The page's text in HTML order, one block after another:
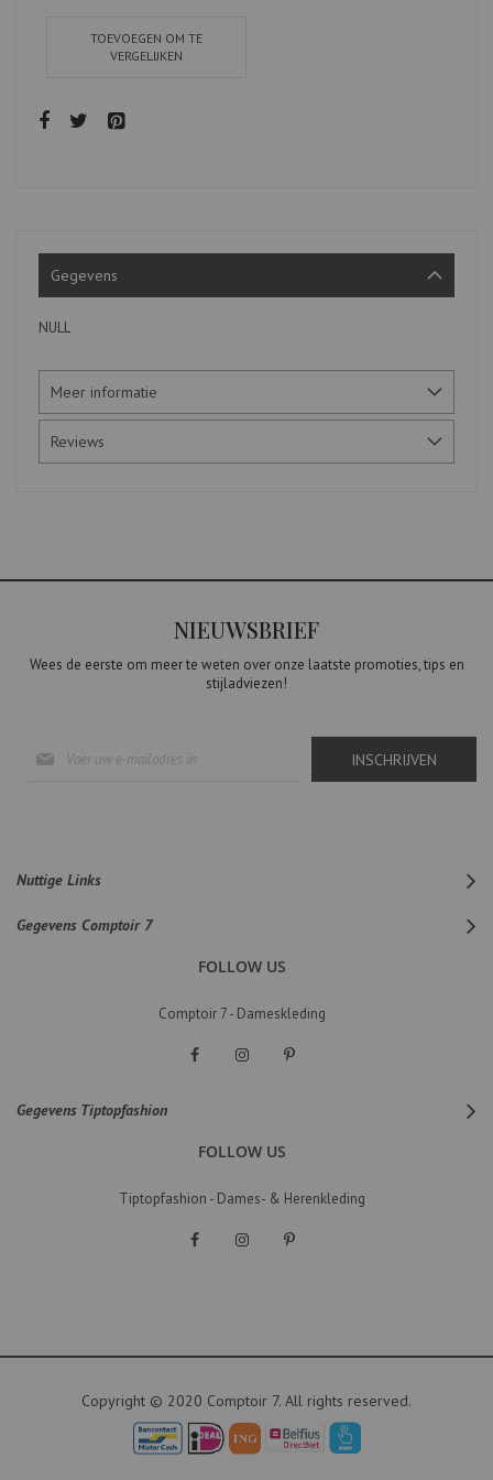
TOEVOEGEN OM TE
VERGELIJKEN
Gegevens
NULL
Meer informatie
Reviews
NIEUWSBRIEF
Wees de eerste om meer te weten over onze laatste promoties, tips en
stijladviezen!
u
INSCHRIJVEN
Nuttige Links
Gegevens Comptoir 7
FOLLOW US
Comptoir 7 - Dameskleding
Gegevens Tiptopfashion
FOLLOW US
Tiptopfashion - Dames- & Herenkleding
Copyright © 2020 Comptoir 7. All rights reserved.